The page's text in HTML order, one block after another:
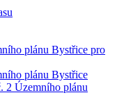
plánu Bystřice pro
plánu Bystřice
2 Územního plánu